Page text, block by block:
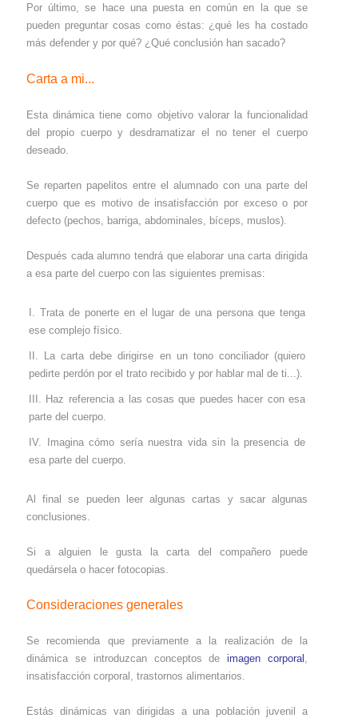
Por último, se hace una puesta en común en la que se
pueden preguntar cosas como éstas: ¿qué les ha costado
más defender y por qué? ¿Qué conclusión han sacado?
Carta a mi...
Esta dinámica tiene como objetivo valorar la funcionalidad
del propio cuerpo y desdramatizar el no tener el cuerpo
deseado.
Se reparten papelitos entre el alumnado con una parte del
cuerpo que es motivo de insatisfacción por exceso o por
defecto (pechos, barriga, abdominales, bíceps, muslos).
Después cada alumno tendrá que elaborar una carta dirigida
a esa parte del cuerpo con las siguientes premisas:
Trata de ponerte en el lugar de una persona que tenga
ese complejo físico.
La carta debe dirigirse en un tono conciliador (quiero
pedirte perdón por el trato recibido y por hablar mal de ti...).
Haz referencia a las cosas que puedes hacer con esa
parte del cuerpo.
Imagina cómo sería nuestra vida sin la presencia de
esa parte del cuerpo.
Al final se pueden leer algunas cartas y sacar algunas
conclusiones.
Si a alguien le gusta la carta del compañero puede
quedársela o hacer fotocopias.
Consideraciones generales
Se recomienda que previamente a la realización de la
dinámica se introduzcan conceptos deimagen corporal
insatisfacción corporal, trastornos alimentarios.
Estás dinámicas van dirigidas a una población juvenil a